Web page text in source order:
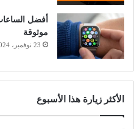
موثوقة
23 نوفمبر، 2024
الأكثر زيارة هذا الأسبوع